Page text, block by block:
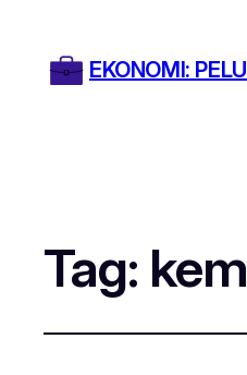
EKONOMI:
Tag: